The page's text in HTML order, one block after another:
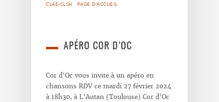
CLAE-CLSH PAGE D'ACCUEIL
APÉRO COR D’OC
Cor d'Oc vous invite à un apéro en
chansons RDV ce mardi 27 février 2024
à 18h30, à L'Autan (Toulouse) Cor d'Oc